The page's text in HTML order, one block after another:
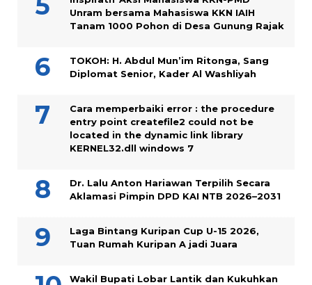
Unram bersama Mahasiswa KKN IAIH
Tanam 1000 Pohon di Desa Gunung Rajak
TOKOH: H. Abdul Mun’im Ritonga, Sang
Diplomat Senior, Kader Al Washliyah
Cara memperbaiki error : the procedure
entry point createfile2 could not be
located in the dynamic link library
KERNEL32.dll windows 7
Dr. Lalu Anton Hariawan Terpilih Secara
Aklamasi Pimpin DPD KAI NTB 2026–2031
Laga Bintang Kuripan Cup U-15 2026,
Tuan Rumah Kuripan A jadi Juara
Wakil Bupati Lobar Lantik dan Kukuhkan